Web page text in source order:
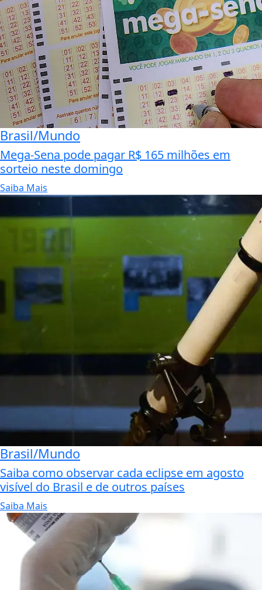
Brasil/Mundo
Mega-Sena pode pagar R$ 165 milhões em
sorteio neste domingo
Saiba Mais
Brasil/Mundo
Saiba como observar cada eclipse em agosto
visível do Brasil e de outros países
Saiba Mais